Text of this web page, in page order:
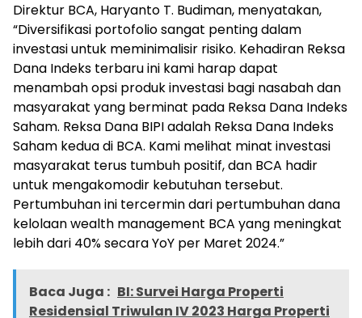
Direktur BCA, Haryanto T. Budiman, menyatakan,
“Diversifikasi portofolio sangat penting dalam
investasi untuk meminimalisir risiko. Kehadiran Reksa
Dana Indeks terbaru ini kami harap dapat
menambah opsi produk investasi bagi nasabah dan
masyarakat yang berminat pada Reksa Dana Indeks
Saham. Reksa Dana BIPI adalah Reksa Dana Indeks
Saham kedua di BCA. Kami melihat minat investasi
masyarakat terus tumbuh positif, dan BCA hadir
untuk mengakomodir kebutuhan tersebut.
Pertumbuhan ini tercermin dari pertumbuhan dana
kelolaan wealth management BCA yang meningkat
lebih dari 40% secara YoY per Maret 2024.”
Baca Juga : BI: Survei Harga Properti
Residensial Triwulan IV 2023 Harga Properti